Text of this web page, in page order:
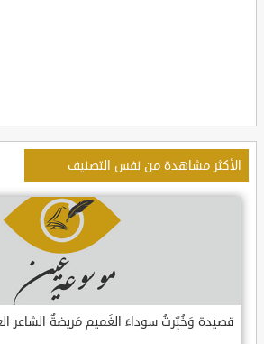
الأكثر مشاهدة من نفس التصنيف
قصيدة وَخُبِّرتُ سوداءَ الغَميم مَريضةٌ الشاعر